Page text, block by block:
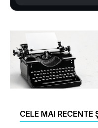
CELE MAI RECENTE